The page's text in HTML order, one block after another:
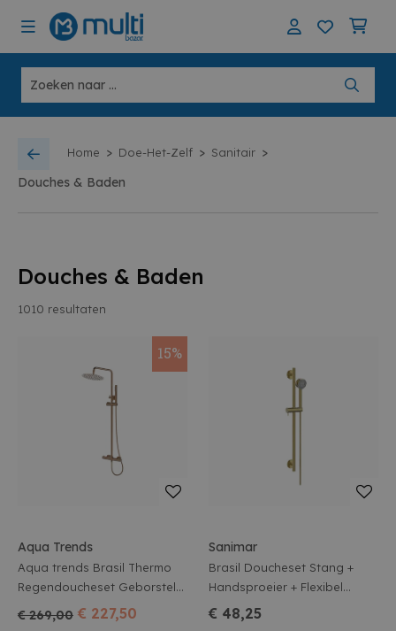
Home > Doe-Het-Zelf > Sanitair >
Douches & Baden
Douches & Baden
1010 resultaten
15%
Aqua Trends
Aqua trends Brasil Thermo
Regendoucheset Geborsteld
Brons Koper
€ 269,00 € 227,50
Sanimar
Brasil Doucheset Stang +
Handsproeier + Flexibel
Geborsteld Messing
€ 48,25